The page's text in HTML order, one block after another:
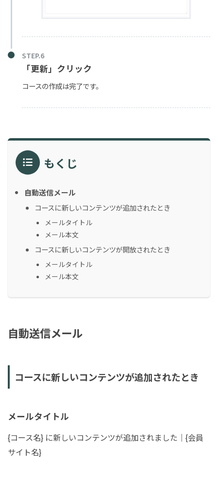
「更新」クリック
コースの作成は完了です。
もくじ
自動送信メール
コースに新しいコンテンツが追加されたとき
メールタイトル
メール本文
コースに新しいコンテンツが開放されたとき
メールタイトル
メール本文
自動送信メール
コースに新しいコンテンツが追加されたとき
メールタイトル
{コース名} に新しいコンテンツが追加されました｜{会員
サイト名}